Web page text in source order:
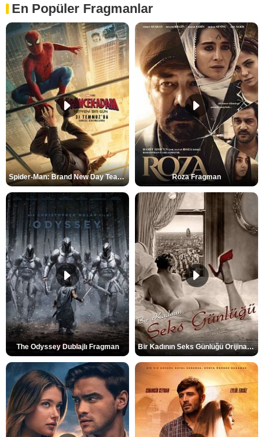
En Popüler Fragmanlar
Spider-Man: Brand New Day Teaser Roza Fragman
The Odyssey Dublajlı Fragman Bir Kadının Seks Günlüğü Orijinal Fragman